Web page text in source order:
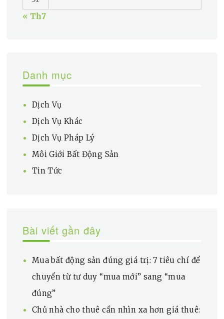
« Th7
Danh mục
Dịch Vụ
Dịch Vụ Khác
Dịch Vụ Pháp Lý
Môi Giới Bất Động Sản
Tin Tức
Bài viết gần đây
Mua bất động sản đúng giá trị: 7 tiêu chí để
chuyển từ tư duy “mua mới” sang “mua
đúng”
Chủ nhà cho thuê cần nhìn xa hơn giá thuê: